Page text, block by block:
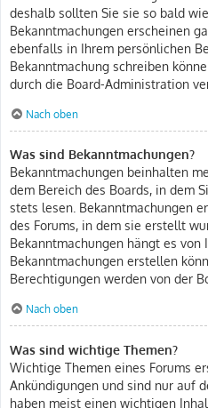
deshalb sollten Sie sie so bald
Bekanntmachungen erscheinen
ebenfalls in Ihrem persönlichen
Bekanntmachung schreiben
durch die Board-Administration
Nach oben
Was sind Bekanntmachungen?
Bekanntmachungen beinhalten
dem Bereich des Boards, in dem
stets lesen. Bekanntmachungen
des Forums, in dem sie erstellt
Bekanntmachungen hängt es von
Bekanntmachungen erstellen
Berechtigungen werden von der
Nach oben
Was sind wichtige Themen?
Wichtige Themen eines Forums
Ankündigungen und sind nur auf
haben meist einen wichtigen